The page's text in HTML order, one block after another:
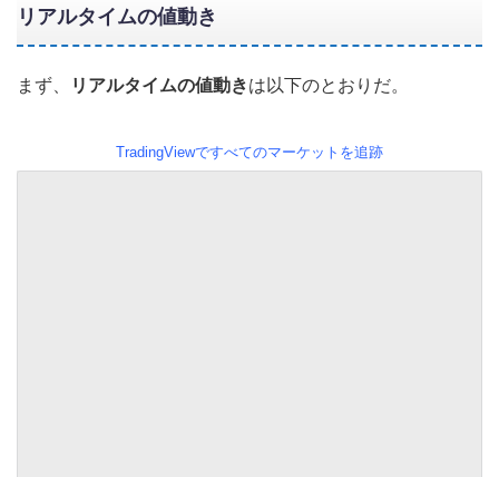
リアルタイムの値動き
まず、 リアルタイムの値動きは以下のとおりだ。
TradingViewですべてのマーケットを追跡